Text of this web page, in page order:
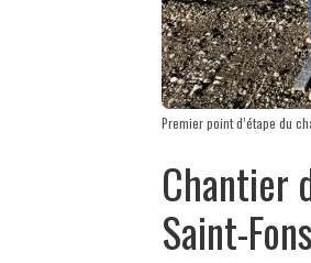
Premier point d’étape du
Chantier
Saint-